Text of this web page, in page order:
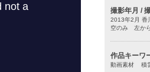
撮影年月 /
2013年2月 香
空のみ 左か
作品キーワ
動画素材